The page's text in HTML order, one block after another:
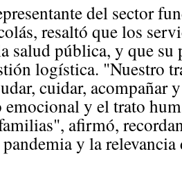
del sector
resaltó que los
salud pública, y que su
logística. "Nuestro
cuidar, acompañar
emocional y el trato
afirmó,
y la relevancia